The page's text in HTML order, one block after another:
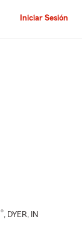
Iniciar Sesión
®, DYER, IN